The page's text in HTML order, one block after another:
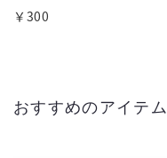
￥300
おすすめのアイテム